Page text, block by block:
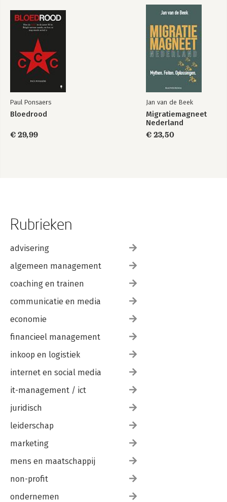
Paul Ponsaers
Bloedrood
€ 29,99
Jan van de Beek
Migratiemagneet
Nederland
€ 23,50
Rubrieken
advisering
algemeen management
coaching en trainen
communicatie en media
economie
financieel management
inkoop en logistiek
internet en social media
it-management / ict
juridisch
leiderschap
marketing
mens en maatschappij
non-profit
ondernemen